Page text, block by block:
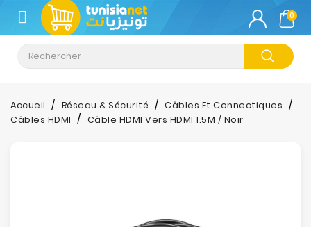
CATÉGORIE
Climatisation
Informatique
0
Accueil Réseau & Sécurité
Câbles Et Connectiques
Câbles HDMI
Câble HDMI Vers HDMI 1.5M / Noir